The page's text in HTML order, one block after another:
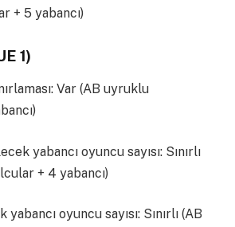
+ 5 yabancı)
1)
Var (AB uyruklu
yabancı oyuncu sayısı: Sınırlı
+ 4 yabancı)
oyuncu sayısı: Sınırlı (AB